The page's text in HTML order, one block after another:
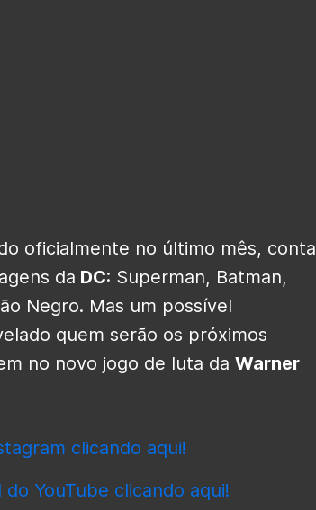
oficialmente no último mês, conta
da DC: Superman, Batman,
Negro. Mas um possível
quem serão os próximos
no novo jogo de luta da Warner
clicando aqui!
YouTube clicando aqui!